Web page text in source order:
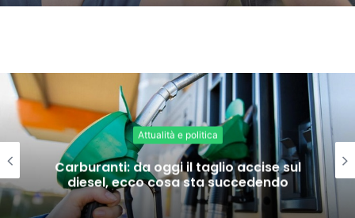
Attualità e politica
Carburanti: da oggi il taglio accise sul
diesel, ecco cosa sta succedendo